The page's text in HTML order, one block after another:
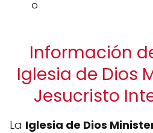
o
Información
Iglesia de Dios
Jesucristo
La Iglesia de Dios